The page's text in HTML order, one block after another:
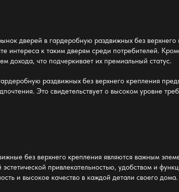
дверей в гардеробную раздвижных без верхнего
интереса к таким дверям среди потребителей.
дохода, что подчеркивает их премиальный статус.
раздвижных без верхнего крепления
Это свидетельствует о высоком уровне
без верхнего крепления являются важным
привлекательностью, удобством и
и высокое качество в каждой детали своего дома.